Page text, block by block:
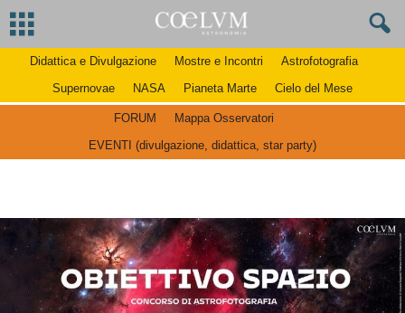
Didattica e Divulgazione Mostre e Incontri
Astrofotografia
Supernovae
NASA Pianeta Marte Cielo del Mese
FORUM
Mappa Osservatori
EVENTI (divulgazione, didattica, star party)